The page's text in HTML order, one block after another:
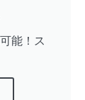
能！ス